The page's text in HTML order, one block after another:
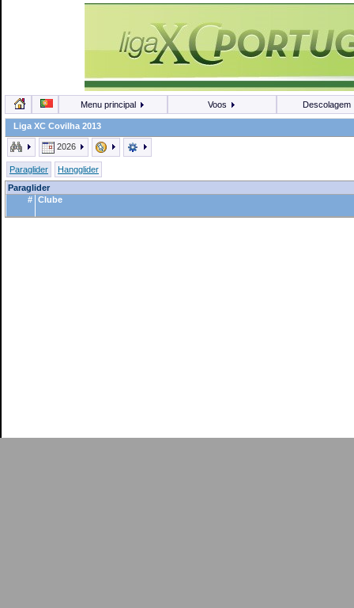
Menu principal Voos Descolagem
Liga XC Covilha 2013
2026
Paraglider
Hangglider
Paraglider
# Clube